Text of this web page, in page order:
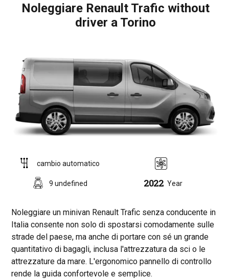
Noleggiare Renault Trafic without
driver a Torino
cambio automatico
9 undefined 2022 Year
Noleggiare un minivan Renault Trafic senza conducente in
Italia consente non solo di spostarsi comodamente sulle
strade del paese, ma anche di portare con sé un grande
quantitativo di bagagli, inclusa l'attrezzatura da sci o le
attrezzature da mare. L'ergonomico pannello di controllo
rende la guida confortevole e semplice.